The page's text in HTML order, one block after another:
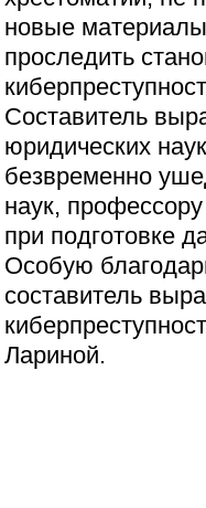
новые
проследить
Составитель
юридических
безвременно
наук,
при подготовке
Особую
составитель
Лариной.